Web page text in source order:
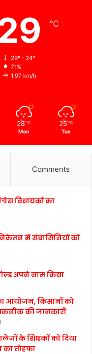
℃
29º - 24º
71%
1.97 km/h
28 ℃
Mon
25 ℃
Tue
Comments
विधायकों का
निकेतन में संवासिनियों को
अपने नाम किया
आयोजन, किसानों को
की जानकारी
के शिक्षकों को दिया
तोहफा